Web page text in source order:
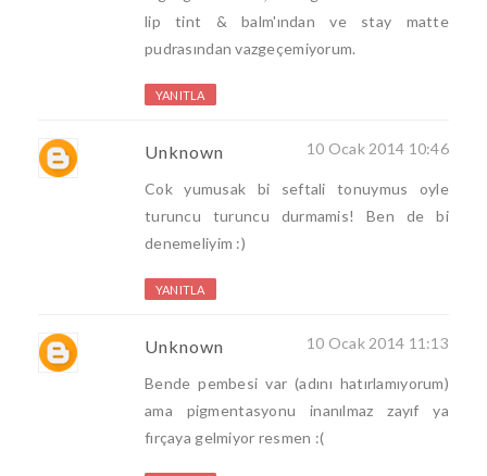
lip tint & balm'ından ve stay matte
pudrasından vazgeçemiyorum.
YANITLA
Unknown 10 Ocak 2014 10:46
Cok yumusak bi seftali tonuymus oyle
turuncu turuncu durmamis! Ben de bi
denemeliyim :)
YANITLA
Unknown 10 Ocak 2014 11:13
Bende pembesi var (adını hatırlamıyorum)
ama pigmentasyonu inanılmaz zayıf ya
fırçaya gelmiyor resmen :(